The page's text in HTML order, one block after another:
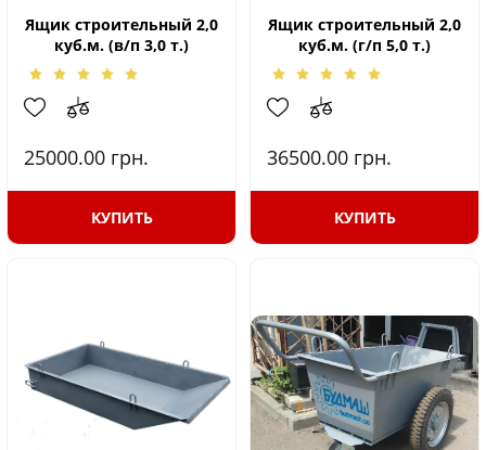
Ящик строительный 2,0
куб.м. (в/п 3,0 т.)
25000.00 грн.
КУПИТЬ
Ящик строительный 2,0
куб.м. (г/п 5,0 т.)
36500.00 грн.
КУПИТЬ